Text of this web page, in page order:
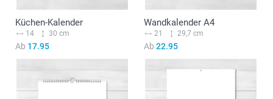
Küchen-Kalender
14 30 cm
Ab 17.95
Wandkalender A4
21 29,7 cm
Ab 22.95